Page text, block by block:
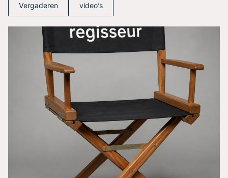
Vergaderen video’s